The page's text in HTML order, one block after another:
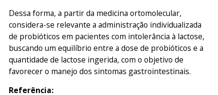
Dessa forma, a partir da medicina ortomolecular,
considera-se relevante a administração individualizada
de probióticos em pacientes com intolerância à lactose,
buscando um equilíbrio entre a dose de probióticos e a
quantidade de lactose ingerida, com o objetivo de
favorecer o manejo dos sintomas gastrointestinais.
Referência: